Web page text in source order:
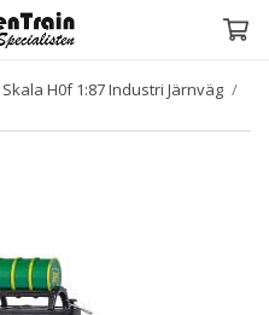
Skala H0f 1:87 Industri Järnväg /